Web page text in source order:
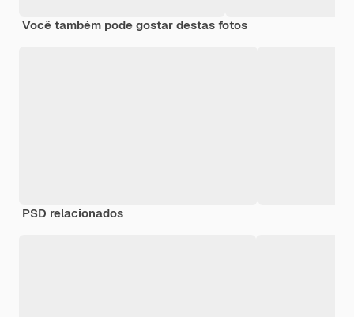
Você também pode gostar destas fotos
PSD relacionados